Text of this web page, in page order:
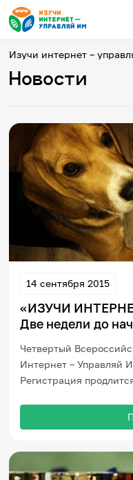
О проекте
Новости
Фотогалерея
Видео
Инфографики
Презентации
Кибершкола
Итоги событий
Личный кабинет
English
События
Итоги событий
Игры и
Игра «Знания»
Знания в тестах
Викторина
Настолка
Педагогам
Изучи интернет –
Новости
14 сентября 2015
«ИЗУЧИ
Две недели до
Четвертый
Интернет – Управляй
Регистрация